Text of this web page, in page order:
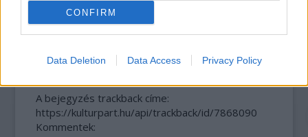
CONFIRM
Data Deletion Data Access Privacy Policy
PÜNKÖSDI ÖRÖKSÉG ÜNNEP – ÉLŐ
HAGYOMÁNYOK ÉS KÖZÖSSÉGEK A
A bejegyzés trackback címe:
https://kulturpart.hu/api/trackback/id/7868090
Kommentek: